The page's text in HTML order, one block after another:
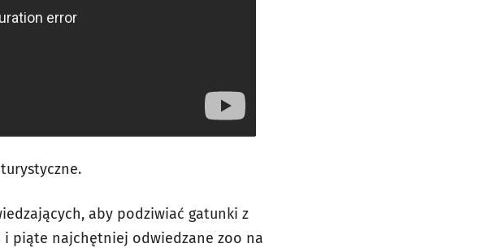
aby podziwiać gatunki z
i piąte najchętniej odwiedzane zoo na